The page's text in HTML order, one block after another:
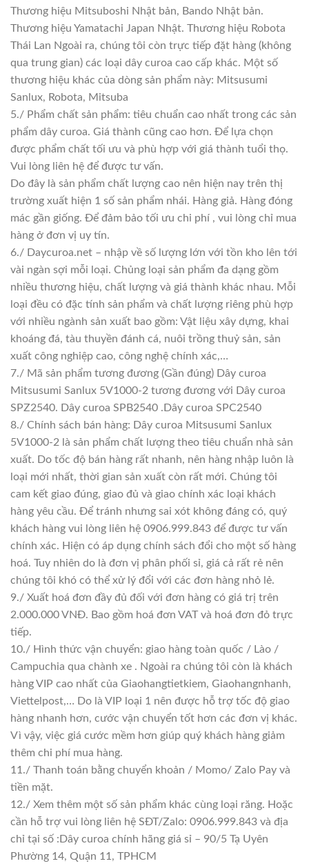
Thương hiệu Mitsuboshi Nhật bản, Bando Nhật bản.
Thương hiệu Yamatachi Japan Nhật. Thương hiệu Robota
Thái Lan Ngoài ra, chúng tôi còn trực tiếp đặt hàng (không
qua trung gian) các loại dây curoa cao cấp khác. Một số
thương hiệu khác của dòng sản phẩm này: Mitsusumi
Sanlux, Robota, Mitsuba
5./ Phẩm chất sản phẩm: tiêu chuẩn cao nhất trong các sản
phẩm dây curoa. Giá thành cũng cao hơn. Để lựa chọn
được phẩm chất tối ưu và phù hợp với giá thành tuổi thọ.
Vui lòng liên hệ để được tư vấn.
Do đây là sản phẩm chất lượng cao nên hiện nay trên thị
trường xuất hiện 1 số sản phẩm nhái. Hàng giả. Hàng đóng
mác gần giống. Để đảm bảo tối ưu chi phí , vui lòng chỉ mua
hàng ở đơn vị uy tín.
6./ Daycuroa.net – nhập về số lượng lớn với tồn kho lên tới
vài ngàn sợi mỗi loại. Chủng loại sản phẩm đa dạng gồm
nhiều thương hiệu, chất lượng và giá thành khác nhau. Mỗi
loại đều có đặc tính sản phẩm và chất lượng riêng phù hợp
với nhiều ngành sản xuất bao gồm: Vật liệu xây dựng, khai
khoáng đá, tàu thuyền đánh cá, nuôi trồng thuỷ sản, sản
xuất công nghiệp cao, công nghệ chính xác,…
7./ Mã sản phẩm tương đương (Gần đúng) Dây curoa
Mitsusumi Sanlux 5V1000-2 tương đương với Dây curoa
SPZ2540. Dây curoa SPB2540 .Dây curoa SPC2540
8./ Chính sách bán hàng: Dây curoa Mitsusumi Sanlux
5V1000-2 là sản phẩm chất lượng theo tiêu chuẩn nhà sản
xuất. Do tốc độ bán hàng rất nhanh, nên hàng nhập luôn là
loại mới nhất, thời gian sản xuất còn rất mới. Chúng tôi
cam kết giao đúng, giao đủ và giao chính xác loại khách
hàng yêu cầu. Để tránh nhưng sai xót không đáng có, quý
khách hàng vui lòng liên hệ 0906.999.843 để được tư vấn
chính xác. Hiện có áp dụng chính sách đổi cho một số hàng
hoá. Tuy nhiên do là đơn vị phân phối sỉ, giá cả rất rẻ nên
chúng tôi khó có thể xử lý đổi với các đơn hàng nhỏ lẻ.
9./ Xuất hoá đơn đầy đủ đối với đơn hàng có giá trị trên
2.000.000 VNĐ. Bao gồm hoá đơn VAT và hoá đơn đỏ trực
tiếp.
10./ Hình thức vận chuyển: giao hàng toàn quốc / Lào /
Campuchia qua chành xe . Ngoài ra chúng tôi còn là khách
hàng VIP cao nhất của Giaohangtietkiem, Giaohangnhanh,
Viettelpost,… Do là VIP loại 1 nên được hỗ trợ tốc độ giao
hàng nhanh hơn, cước vận chuyển tốt hơn các đơn vị khác.
Vì vậy, việc giá cước mềm hơn giúp quý khách hàng giảm
thêm chi phí mua hàng.
11./ Thanh toán bằng chuyển khoản / Momo/ Zalo Pay và
tiền mặt.
12./ Xem thêm một số sản phẩm khác cùng loại răng. Hoặc
cần hỗ trợ vui lòng liên hệ SĐT/Zalo: 0906.999.843 và địa
chỉ tại số :Dây curoa chính hãng giá sỉ – 90/5 Tạ Uyên
Phường 14, Quận 11, TPHCM